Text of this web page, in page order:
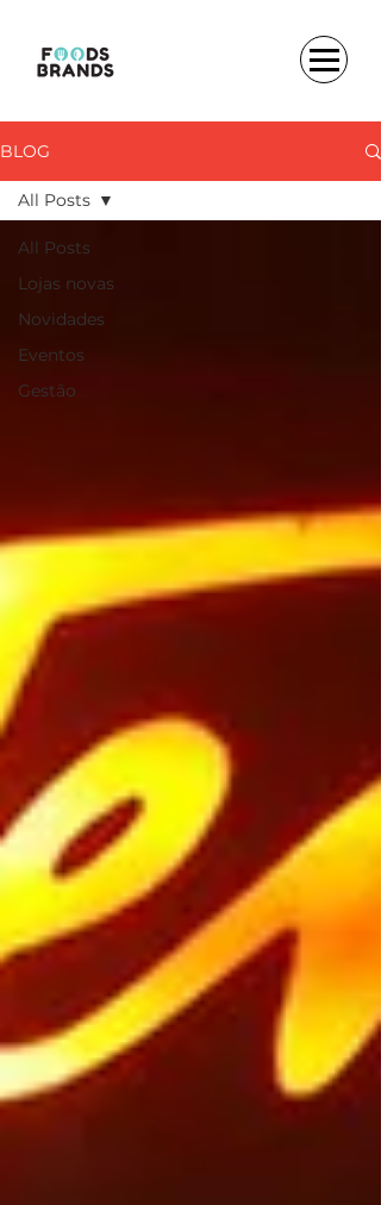
BLOG
All Posts
Lojas novas
Novidades
Eventos
Gestão
All Posts